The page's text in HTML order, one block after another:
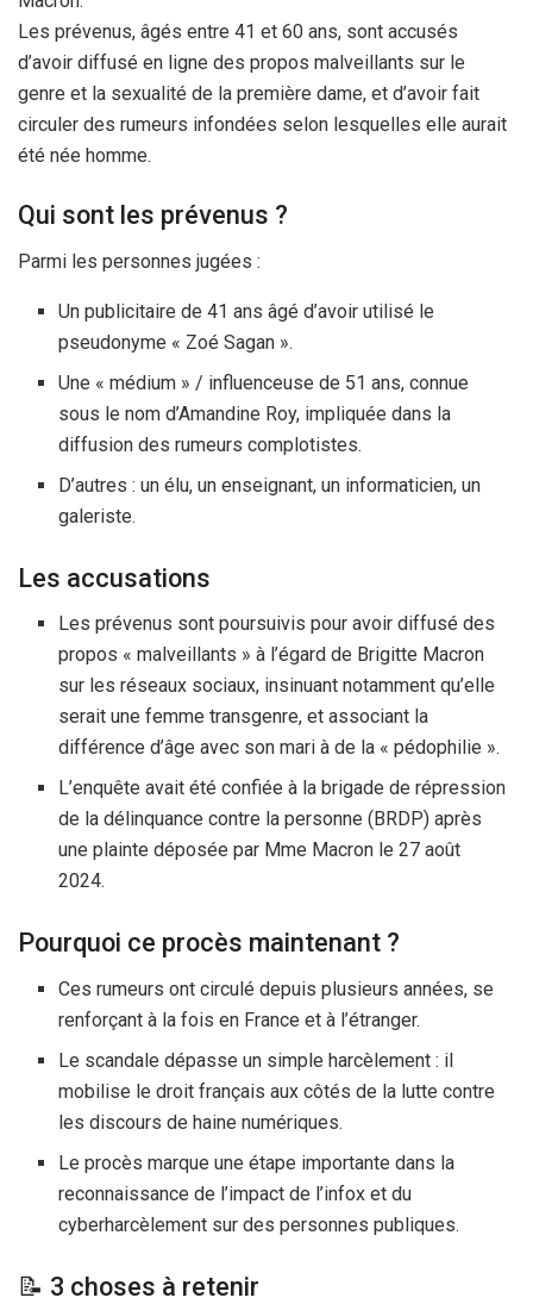
Les prévenus, âgés entre 41 et 60 ans, sont accusés
d’avoir diffusé en ligne des propos malveillants sur le
genre et la sexualité de la première dame, et d’avoir fait
circuler des rumeurs infondées selon lesquelles elle aurait
été née homme.
Qui sont les prévenus ?
Parmi les personnes jugées :
Un publicitaire de 41 ans âgé d’avoir utilisé le
pseudonyme « Zoé Sagan ».
Une « médium » / influenceuse de 51 ans, connue
sous le nom d’Amandine Roy, impliquée dans la
diffusion des rumeurs complotistes.
D’autres : un élu, un enseignant, un informaticien, un
galeriste.
Les accusations
Les prévenus sont poursuivis pour avoir diffusé des
propos « malveillants » à l’égard de Brigitte Macron
sur les réseaux sociaux, insinuant notamment qu’elle
serait une femme transgenre, et associant la
différence d’âge avec son mari à de la « pédophilie ».
L’enquête avait été confiée à la brigade de répression
de la délinquance contre la personne (BRDP) après
une plainte déposée par Mme Macron le 27 août
2024.
Pourquoi ce procès maintenant ?
Ces rumeurs ont circulé depuis plusieurs années, se
renforçant à la fois en France et à l’étranger.
Le scandale dépasse un simple harcèlement : il
mobilise le droit français aux côtés de la lutte contre
les discours de haine numériques.
Le procès marque une étape importante dans la
reconnaissance de l’impact de l’infox et du
cyberharcèlement sur des personnes publiques.
📝 3 choses à retenir